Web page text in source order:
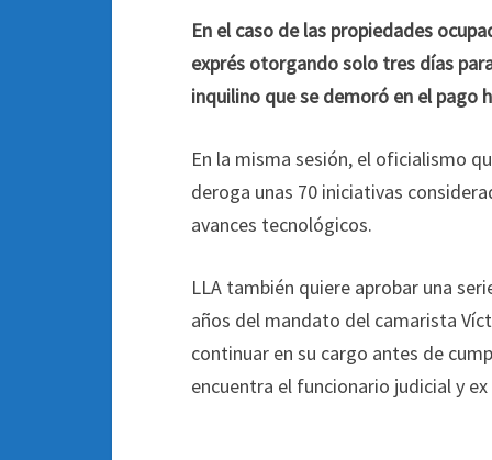
En el caso de las propiedades
exprés otorgando solo tres días
inquilino que se demoró en el pago
En la misma sesión, el oficialismo
deroga unas 70 iniciativas
avances tecnológicos.
LLA también quiere aprobar una
años del mandato del camarista
continuar en su cargo antes de
encuentra el funcionario judicial y